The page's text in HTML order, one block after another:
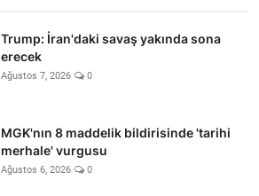
Trump: İran'daki savaş yakında sona
erecek
Ağustos 7, 2026 0
MGK'nın 8 maddelik bildirisinde 'tarihi
merhale' vurgusu
Ağustos 6, 2026 0